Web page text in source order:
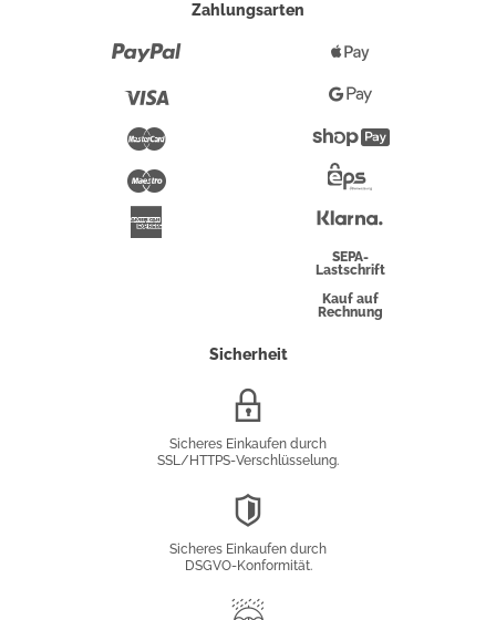
Zahlungsarten
Maestro
Pay
Google
Pay
Überweisung
SEPA-
Lastschrift
Kauf auf
Rechnung
Sicherheit
Sicheres Einkaufen durch
SSL/HTTPS-Verschlüsselung.
Sicheres Einkaufen durch
DSGVO-Konformität.